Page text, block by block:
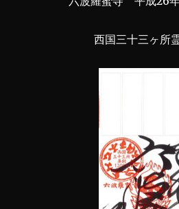
西国三十三ヶ所